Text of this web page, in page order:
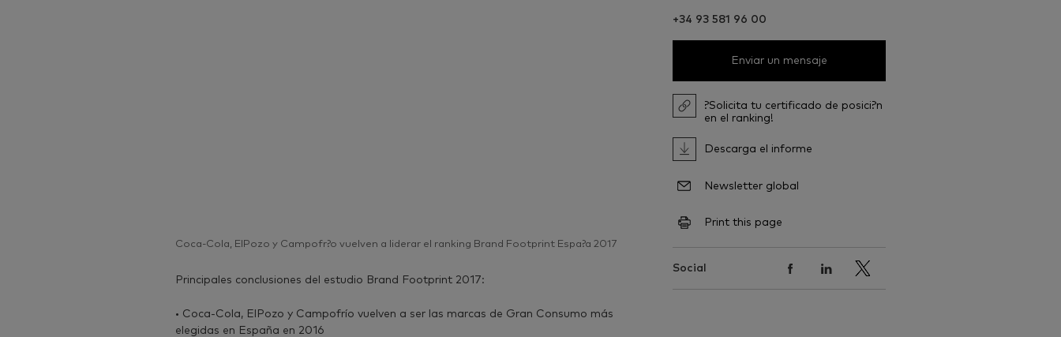
Coca-Cola, ElPozo y Campofr?o vuelven a liderar el ranking Brand Footprint Espa?a 2017
Principales conclusiones del estudio Brand Footprint 2017:
• Coca-Cola, ElPozo y Campofrío vuelven a ser las marcas de Gran Consumo más
elegidas en España en 2016
+34 93 581 96 00
Enviar un mensaje
?Solicita tu certificado de posici?n
en el ranking!
Descarga el informe
Newsletter global
Print this page
Social